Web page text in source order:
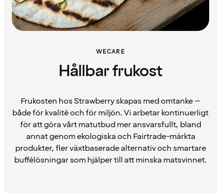
WECARE
Hållbar frukost
Frukosten hos Strawberry skapas med omtanke –
både för kvalité och för miljön. Vi arbetar kontinuerligt
för att göra vårt matutbud mer ansvarsfullt, bland
annat genom ekologiska och Fairtrade-märkta
produkter, fler växtbaserade alternativ och smartare
buffélösningar som hjälper till att minska matsvinnet.